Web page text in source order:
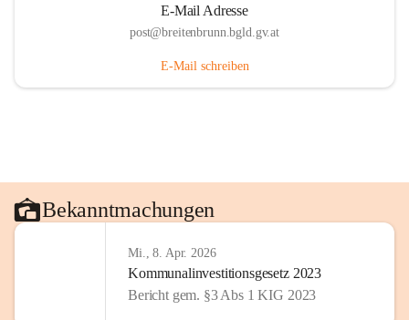
E-Mail Adresse
post@breitenbrunn.bgld.gv.at
E-Mail schreiben
Bekanntmachungen
Mi., 8. Apr. 2026
Kommunalinvestitionsgesetz 2023
Bericht gem. §3 Abs 1 KIG 2023